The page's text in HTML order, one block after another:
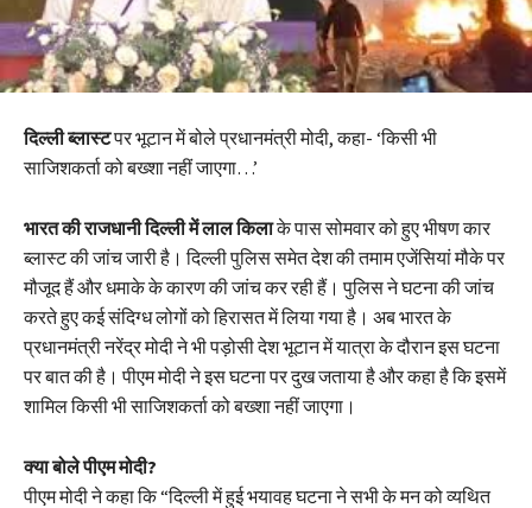
दिल्ली ब्लास्टपर भूटान में बोले प्रधानमंत्री मोदी, कहा- ‘किसी भी
साजिशकर्ता को बख्शा नहीं जाएगा…’
भारत की राजधानी दिल्ली में लाल किलाके पास सोमवार को हुए भीषण कार
ब्लास्ट की जांच जारी है। दिल्ली पुलिस समेत देश की तमाम एजेंसियां मौके पर
मौजूद हैं और धमाके के कारण की जांच कर रही हैं। पुलिस ने घटना की जांच
करते हुए कई संदिग्ध लोगों को हिरासत में लिया गया है। अब भारत के
प्रधानमंत्री नरेंद्र मोदी ने भी पड़ोसी देश भूटान में यात्रा के दौरान इस घटना
पर बात की है। पीएम मोदी ने इस घटना पर दुख जताया है और कहा है कि इसमें
शामिल किसी भी साजिशकर्ता को बख्शा नहीं जाएगा।
क्या बोले पीएम मोदी?
पीएम मोदी ने कहा कि “दिल्ली में हुई भयावह घटना ने सभी के मन को व्यथित